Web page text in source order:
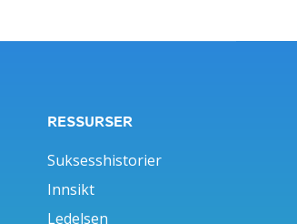
RESSURSER
Suksesshistorier
Innsikt
Ledelsen